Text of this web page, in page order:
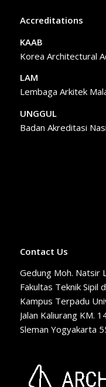
Accreditations
KAAB
Korea Architectural
LAM
Lembaga Arkitek
UNGGUL
Badan Akreditasi
Contact Us
Gedung Moh. Natsir
Fakultas Teknik Sipil
Kampus Terpadu
Jalan Kaliurang KM.
Sleman Yogyakarta